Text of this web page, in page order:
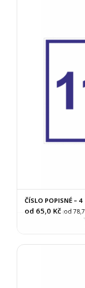
ČÍSLO POPISNÉ – 4
od 65,0 Kč (od 78,7